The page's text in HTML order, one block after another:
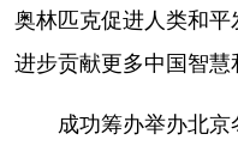
奥林匹克促进人类和
进步贡献更多中国智慧
成功筹办举办北京